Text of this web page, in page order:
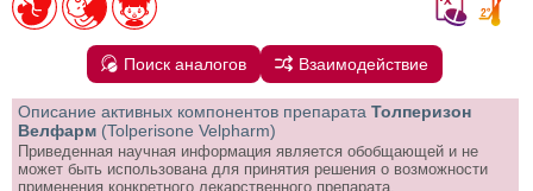
Поиск аналогов Взаимодействие
Описание активных компонентов препарата Толперизон
Велфарм (Tolperisone Velpharm)
Приведенная научная информация является обобщающей и не
может быть использована для принятия решения о возможности
применения конкретного лекарственного препарата.